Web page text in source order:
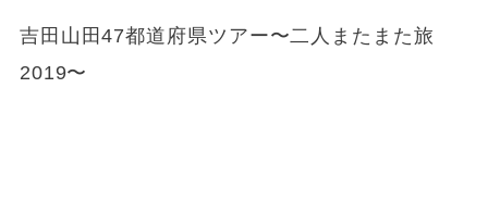
吉田山田47都道府県ツアー〜二人またまた旅
2019〜